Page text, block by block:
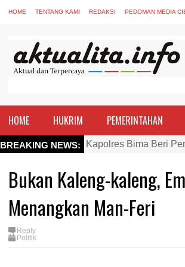
HOME TENTANG KAMI REDAKSI PEDOMAN MEDIA
HOME HUKRIM PEMERINTAHAN
BREAKING NEWS:
Kapolres Bima Beri
Staf Ahli Tekankan
Satpolairud Polres
Perkuat Soliditas-
Nobar Piala Dunia
Bukan Kaleng-kaleng,
Menangkan Man-Feri
Reply
Politik